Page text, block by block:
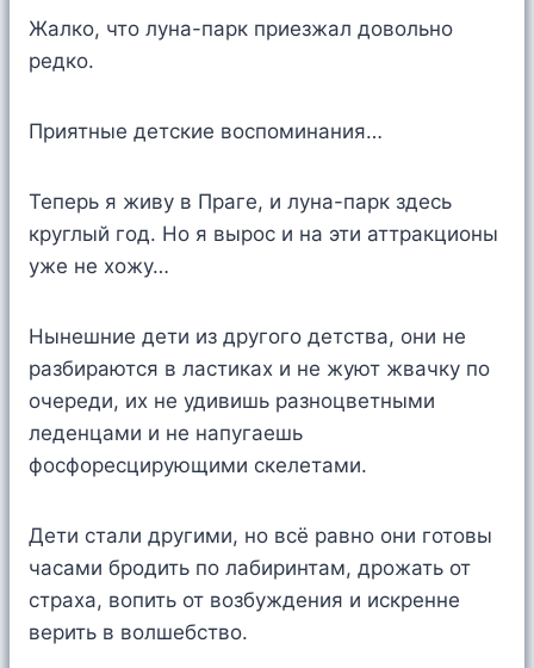
Жалко, что луна-парк приезжал довольно
редко.
Приятные детские воспоминания…
Теперь я живу в Праге, и луна-парк здесь
круглый год. Но я вырос и на эти аттракционы
уже не хожу…
Нынешние дети из другого детства, они не
разбираются в ластиках и не жуют жвачку по
очереди, их не удивишь разноцветными
леденцами и не напугаешь
фосфоресцирующими скелетами.
Дети стали другими, но всё равно они готовы
часами бродить по лабиринтам, дрожать от
страха, вопить от возбуждения и искренне
верить в волшебство.